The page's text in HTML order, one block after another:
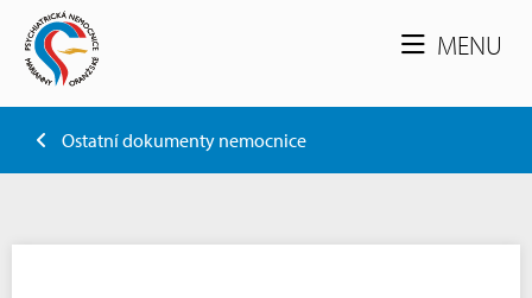
MENU
Ostatní dokumenty nemocnice